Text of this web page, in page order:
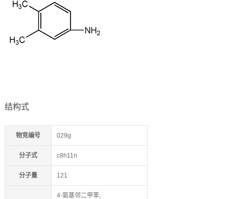
结构式
物竞编号 029g
分子式 c8h11n
分子量 121
4-氨基邻二甲苯,